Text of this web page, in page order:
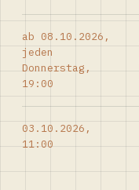
ab 08.10.2026,
jeden
Donnerstag,
19:00
03.10.2026,
11:00